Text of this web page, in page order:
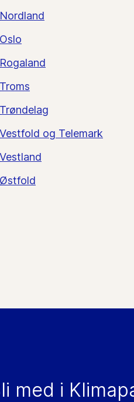
Nordland
Oslo
Rogaland
Troms
Trøndelag
Vestfold og Telemark
Vestland
Østfold
med i